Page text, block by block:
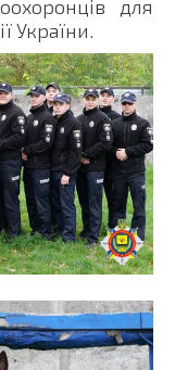
для
України.